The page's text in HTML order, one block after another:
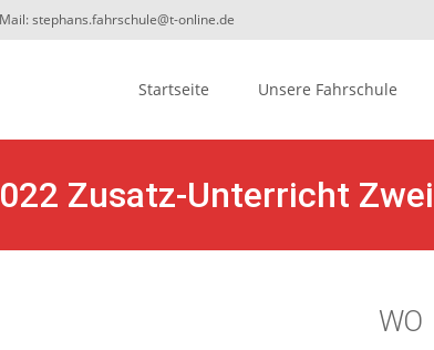
stephans.fahrschule@t-online.de
Startseite Unsere Fahrschule
Zusatz-Unterricht
WO